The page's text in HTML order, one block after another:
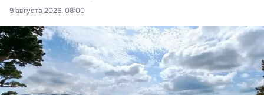
9 августа 2026, 08:00